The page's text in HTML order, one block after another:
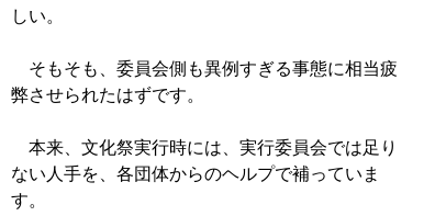
しい。
そもそも、委員会側も異例すぎる事態に相当疲
弊させられたはずです。
本来、文化祭実行時には、実行委員会では足り
ない人手を、各団体からのヘルプで補っていま
す。